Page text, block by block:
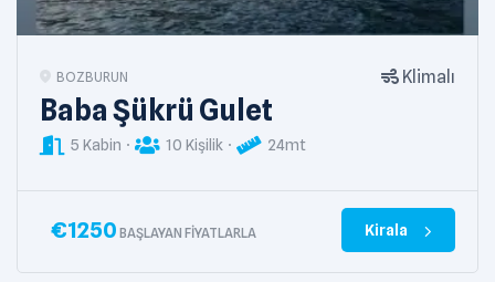
BOZBURUN Klimalı
Baba Şükrü Gulet
5 Kabin 10 Kişilik 24mt
€1250 BAŞLAYAN FIYATLARLA Kirala